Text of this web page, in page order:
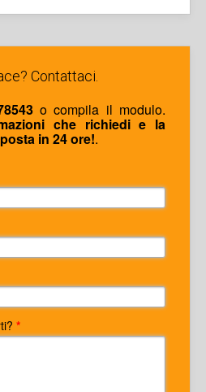
ottimizzazione SEO
Contattaci.
o compila il modulo.
che richiedi e la
in 24 ore!.
*